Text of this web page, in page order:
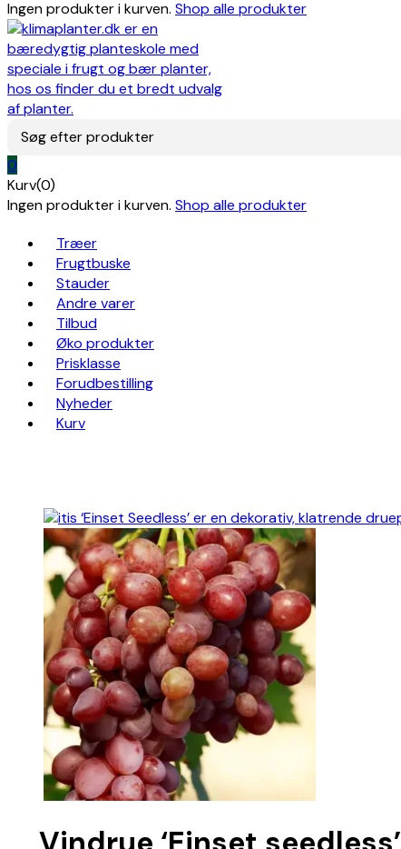
Ingen produkter i kurven. Shop alle produkter
Søg efter produkter
0
Kurv(0)
Ingen produkter i kurven. Shop alle produkter
Træer
Frugtbuske
Stauder
Andre varer
Tilbud
Øko produkter
Prisklasse
Forudbestilling
Nyheder
Kurv